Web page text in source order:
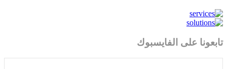
تابعونا على الفايسبوك